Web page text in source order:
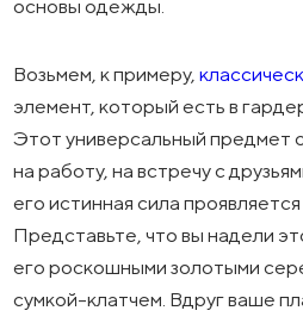
основы одежды.
Возьмем, к примеру,
элемент, который есть в
Этот универсальный
на работу, на встречу с
его истинная сила
Представьте, что вы надели
его роскошными золотыми
сумкой-клатчем. Вдруг ваше